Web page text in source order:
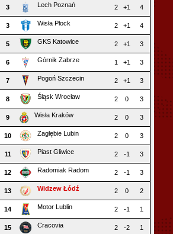
3 Lech Poznań 2 +1 4
3 Wisła Płock 2 +1 4
5 GKS Katowice 2 +1 3
6 Górnik Zabrze 1 +1 3
7 Pogoń Szczecin 2 +1 3
8 Śląsk Wrocław 2 0 3
9 Wisła Kraków 2 0 3
10 Zagłębie Lubin 2 0 3
11 Piast Gliwice 2 -1 3
12 Radomiak Radom 2 -1 3
13 Widzew Łódź 2 0 2
14 Motor Lublin 2 -1 1
15 Cracovia 2 -2 1